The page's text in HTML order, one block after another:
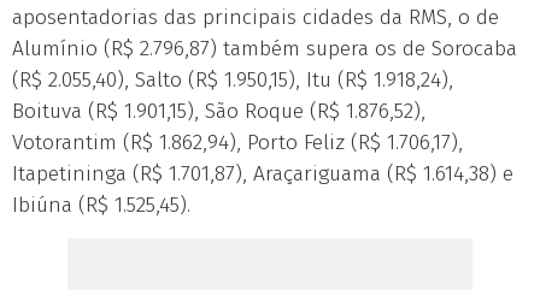
aposentadorias das principais cidades da RMS, o de
Alumínio (R$ 2.796,87) também supera os de Sorocaba
(R$ 2.055,40), Salto (R$ 1.950,15), Itu (R$ 1.918,24),
Boituva (R$ 1.901,15), São Roque (R$ 1.876,52),
Votorantim (R$ 1.862,94), Porto Feliz (R$ 1.706,17),
Itapetininga (R$ 1.701,87), Araçariguama (R$ 1.614,38) e
Ibiúna (R$ 1.525,45).